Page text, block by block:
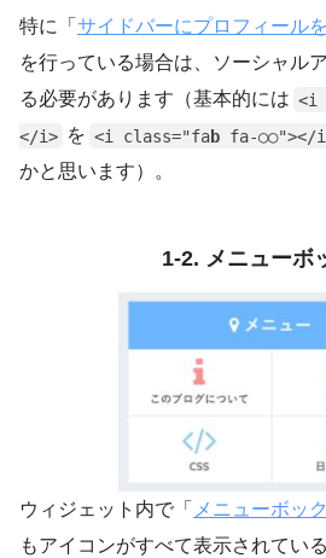
特に「 サイドバーにプロフィール
を行っている場合は、ソーシャル
る必要があります（基本的には <i
</i> を <i class="fab fa-○○"></
かと思います）。
1-2. メニューボ
ウィジェット内で「 メニューボッ
もアイコンがすべて表示されてい